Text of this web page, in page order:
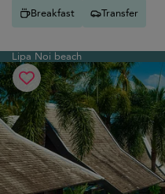
Breakfast Transfer
Lipa Noi beach